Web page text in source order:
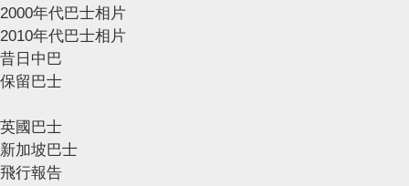
2000年代巴士相片
2010年代巴士相片
昔日中巴
保留巴士
英國巴士
新加坡巴士
飛行報告